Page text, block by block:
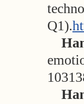
Q1).
H
H